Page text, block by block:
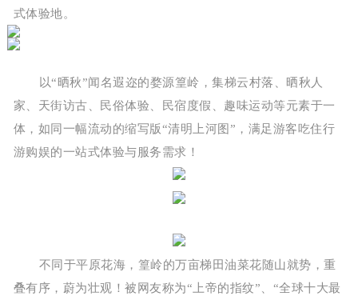
式体验地。
以“晒秋”闻名遐迩的婺源篁岭，集梯云村落、晒秋人
家、天街访古、民俗体验、民宿度假、趣味运动等元素于一
体，如同一幅流动的缩写版“清明上河图”，满足游客吃住行
游购娱的一站式体验与服务需求！
不同于平原花海，篁岭的万亩梯田油菜花随山就势，重
叠有序，蔚为壮观！被网友称为“上帝的指纹”、“全球十大最